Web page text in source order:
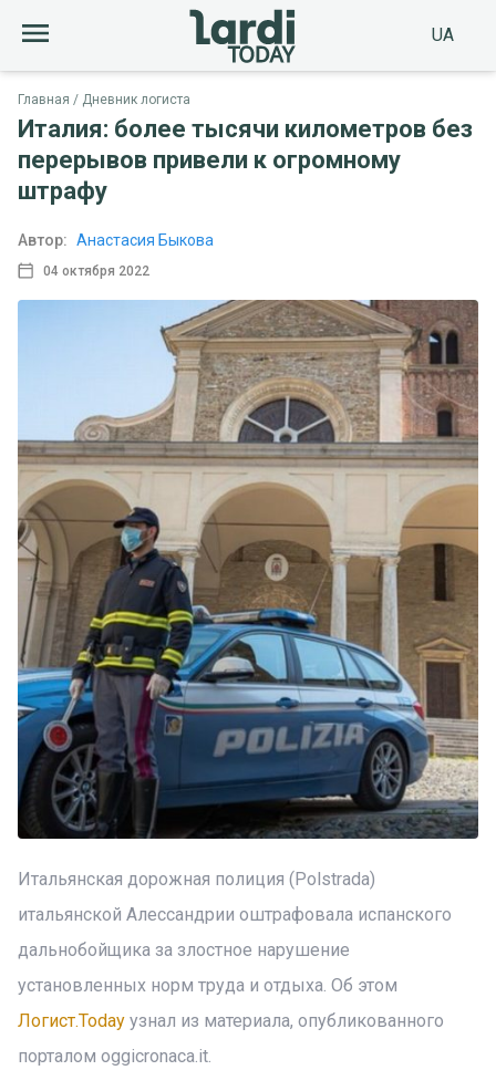
UA
Главная Дневник логиста
Италия: более тысячи километров без
перерывов привели к огромному
штрафу
04 октября 2022
Автор: Анастасия Быкова
Итальянская дорожная полиция (Polstrada)
итальянской Алессандрии оштрафовала испанского
дальнобойщика за злостное нарушение
установленных норм труда и отдыха. Об этом
Логист.Today узнал из материала, опубликованного
порталом oggicronaca.it.